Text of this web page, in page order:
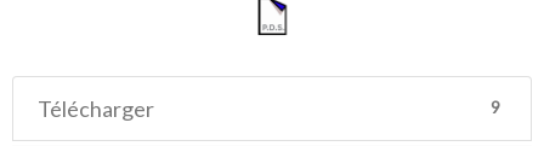
Télécharger 9